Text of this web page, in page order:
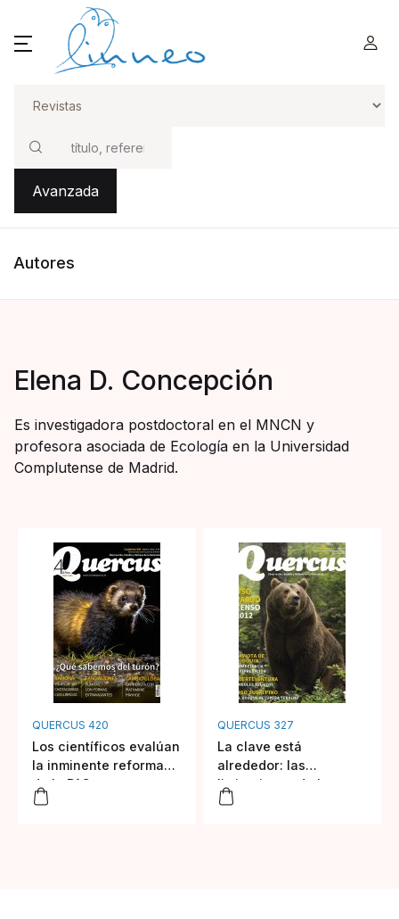
Buscar
Avanzada
Autores
Elena D. Concepción
Es investigadora postdoctoral en el MNCN y
profesora asociada de Ecología en la Universidad
Complutense de Madrid.
QUERCUS 420
Los científicos evalúan
la inminente reforma
de la PAC
QUERCUS 327
La clave está
alrededor: las
limitaciones de las
medidas